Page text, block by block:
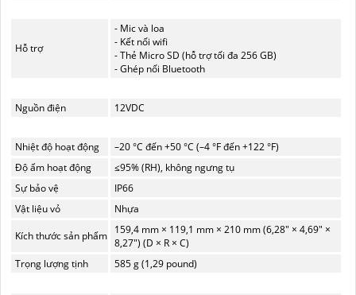
Hỗ trợ
- Mic và loa
- Kết nối wifi
- Thẻ Micro SD (hỗ trợ tối đa 256 GB)
- Ghép nối Bluetooth
Nguồn điện 12VDC
Nhiệt độ hoạt động
–20 °C đến +50 °C (–4 °F đến +122 °F)
Độ ẩm hoạt động
≤95% (RH), không ngưng tụ
Sự bảo vệ
IP66
Vật liệu vỏ
Nhựa
Kích thước sản phẩm 159,4 mm × 119,1 mm × 210 mm (6,28" × 4,69" ×
8,27") (D × R × C)
Trọng lượng tịnh
585 g (1,29 pound)